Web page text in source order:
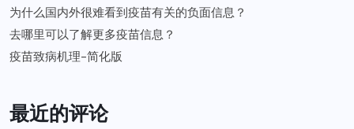
为什么国内外很难看到疫苗有关的负面信息？
去哪里可以了解更多疫苗信息？
疫苗致病机理-简化版
最近的评论